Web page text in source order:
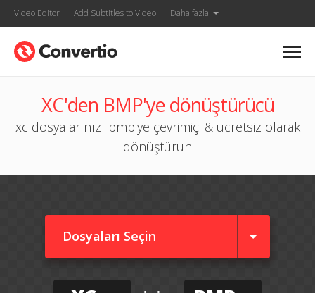
Video Editor Add Subtitles to Video Daha fazla
XC'den BMP'ye dönüştürücü
xc dosyalarınızı bmp'ye çevrimiçi & ücretsiz olarak
dönüştürün
Dosyaları Seçin